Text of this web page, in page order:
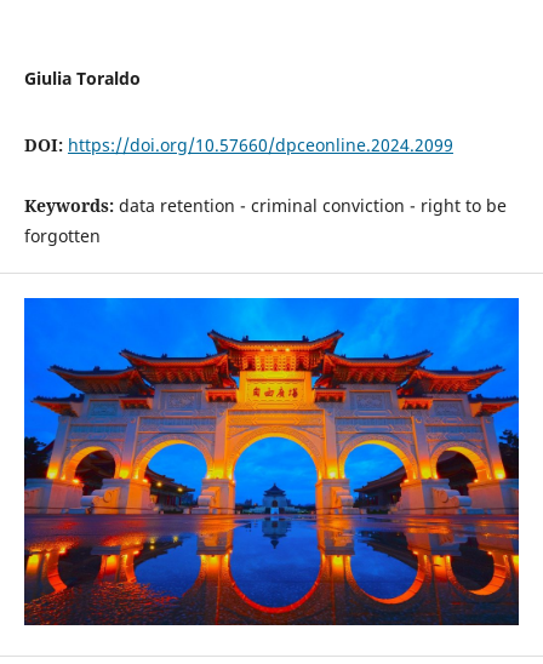
Giulia Toraldo
DOI: https://doi.org/10.57660/dpceonline.2024.2099
Keywords: data retention - criminal conviction - right to be
forgotten